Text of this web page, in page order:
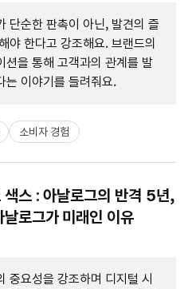
단순한 판촉이 아닌, 발견의 즐
야 한다고 강조해요. 브랜드의
션을 통해 고객과의 관계를 발
는 이야기를 들려줘요.
소비자 경험
색스 : 아날로그의 반격 5년,
날로그가 미래인 이유
중요성을 강조하며 디지털 시